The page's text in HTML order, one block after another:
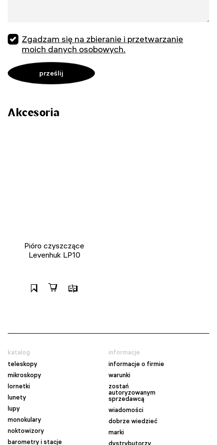
Zgadzam się na zbieranie i przetwarzanie
moich danych osobowych.
Akcesoria
Pióro czyszczące
Levenhuk LP10
katalog
teleskopy
mikroskopy
lornetki
lunety
lupy
monokulary
noktowizory
barometry i stacje
informacje
informacje o firmie
warunki
zostań
autoryzowanym
sprzedawcą
wiadomości
dobrze wiedzieć
marki
dystrybutorzy